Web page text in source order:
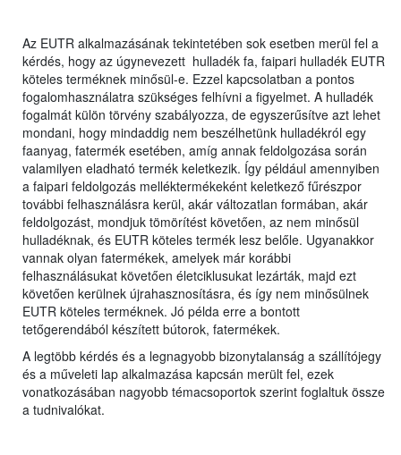
Az EUTR alkalmazásának tekintetében sok esetben merül fel a
kérdés, hogy az úgynevezett hulladék fa, faipari hulladék EUTR
köteles terméknek minősül-e. Ezzel kapcsolatban a pontos
fogalomhasználatra szükséges felhívni a figyelmet. A hulladék
fogalmát külön törvény szabályozza, de egyszerűsítve azt lehet
mondani, hogy mindaddig nem beszélhetünk hulladékról egy
faanyag, fatermék esetében, amíg annak feldolgozása során
valamilyen eladható termék keletkezik. Így például amennyiben
a faipari feldolgozás melléktermékeként keletkező fűrészpor
további felhasználásra kerül, akár változatlan formában, akár
feldolgozást, mondjuk tömörítést követően, az nem minősül
hulladéknak, és EUTR köteles termék lesz belőle. Ugyanakkor
vannak olyan fatermékek, amelyek már korábbi
felhasználásukat követően életciklusukat lezárták, majd ezt
követően kerülnek újrahasznosításra, és így nem minősülnek
EUTR köteles terméknek. Jó példa erre a bontott
tetőgerendából készített bútorok, fatermékek.
A legtöbb kérdés és a legnagyobb bizonytalanság a szállítójegy
és a műveleti lap alkalmazása kapcsán merült fel, ezek
vonatkozásában nagyobb témacsoportok szerint foglaltuk össze
a tudnivalókat.